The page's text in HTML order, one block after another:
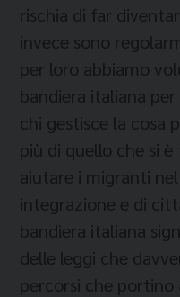
rischia di far
invece sono
per loro abbiamo
bandiera italiana
chi gestisce la cosa
più di quello che si
aiutare i migranti
integrazione e di
bandiera italiana
delle leggi che
percorsi che